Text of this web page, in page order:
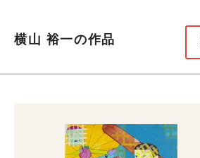
横山 裕一の作品